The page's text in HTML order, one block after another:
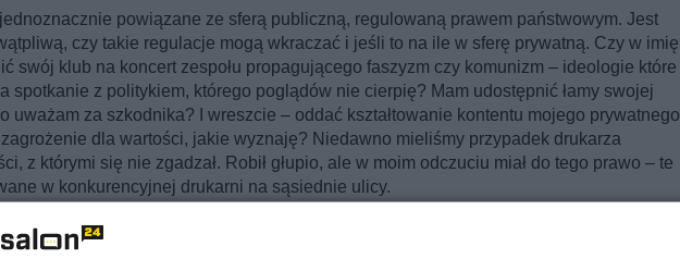
powiązane ze sferą publiczną, regulowaną prawem państwowym. Jest
czy takie regulacje mogą wkraczać i jeśli to na ile w sferę prywatną. Czy w imię
swój klub na koncert zespołu propagującego faszyzm czy komunizm – ideologie które
z politykiem, którego poglądów nie cierpię? Mam udostępnić łamy swojej
uważam za szkodnika? I wreszcie – oddać kształtowanie kontentu mojego prywatnego
dla wartości, jakie wyznaję? Niedawno mieliśmy przypadek drukarza
z którymi się nie zgadzał. Robił głupio, ale w moim odczuciu miał do tego prawo – te
w konkurencyjnej drukarni na sąsiednie ulicy.
je za szkodliwe i przeciwskuteczne, gdybym miał doradzać kierunek biznesowy –